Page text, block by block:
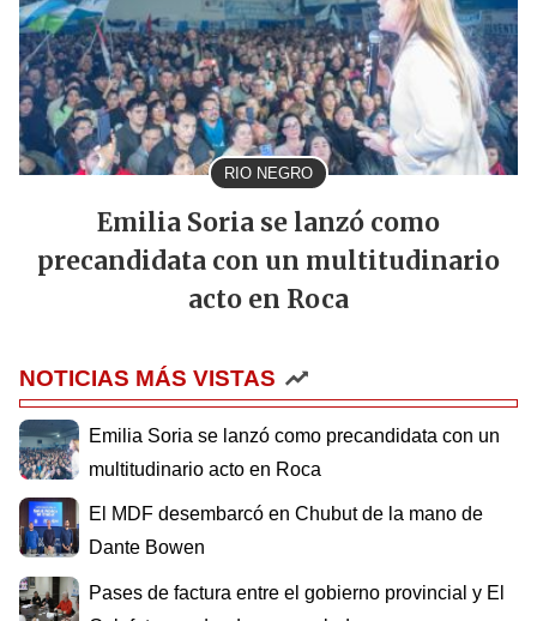
RIO NEGRO
Emilia Soria se lanzó como
precandidata con un multitudinario
acto en Roca
NOTICIAS MÁS VISTAS
Emilia Soria se lanzó como precandidata con un
multitudinario acto en Roca
El MDF desembarcó en Chubut de la mano de
Dante Bowen
Pases de factura entre el gobierno provincial y El